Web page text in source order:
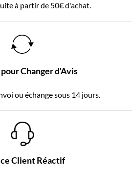
à partir de 50€ d'achat.
Changer d'Avis
ou échange sous 14 jours.
Client Réactif